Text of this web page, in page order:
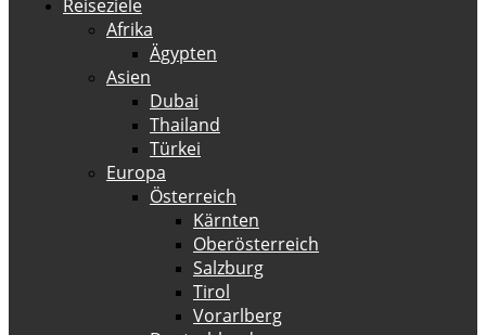
Reiseziele
Afrika
Ägypten
Asien
Dubai
Thailand
Türkei
Europa
Österreich
Kärnten
Oberösterreich
Salzburg
Tirol
Vorarlberg